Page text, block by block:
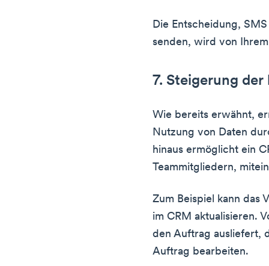
Die Entscheidung,
senden, wird von
7. Steigerung
Wie bereits erwähnt,
Nutzung von Daten
hinaus ermöglicht ein
Teammitgliedern,
Zum Beispiel kann das
im CRM aktualisieren.
den Auftrag ausliefert,
Auftrag bearbeiten.